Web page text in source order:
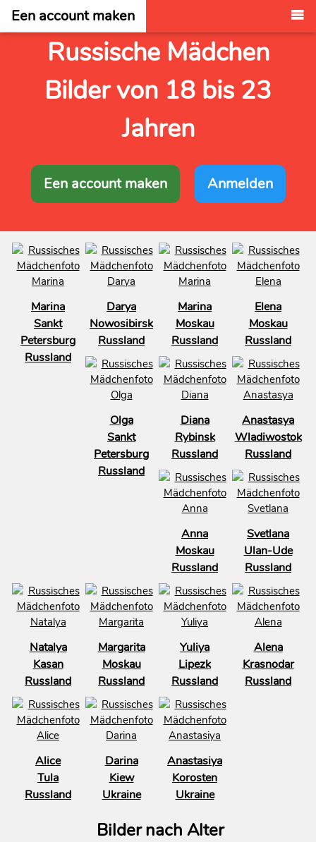
Een account maken
Russische Mädchen
Bilder von 18 bis 23
Jahren
Een account maken Anmelden
Marina
Sankt
Petersburg
Russland
Darya
Nowosibirsk
Russland
Marina
Moskau
Russland
Elena
Moskau
Russland
Olga
Sankt
Petersburg
Russland
Diana
Rybinsk
Russland
Anastasya
Wladiwostok
Russland
Anna
Moskau
Russland
Svetlana
Ulan-Ude
Russland
Natalya
Kasan
Russland
Margarita
Moskau
Russland
Yuliya
Lipezk
Russland
Alena
Krasnodar
Russland
Alice
Tula
Russland
Darina
Kiew
Ukraine
Anastasiya
Korosten
Ukraine
Bilder nach Alter